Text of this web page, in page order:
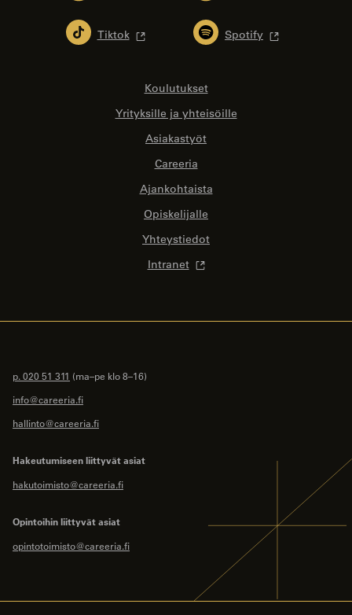
Tiktok Spotify
Koulutukset
Yrityksille ja yhteisöille
Asiakastyöt
Careeria
Ajankohtaista
Opiskelijalle
Yhteystiedot
Intranet
p. 020 51 311 (ma–pe klo 8–16)
info@careeria.fi
hallinto@careeria.fi
Hakeutumiseen liittyvät asiat
hakutoimisto@careeria.fi
Opintoihin liittyvät asiat
opintotoimisto@careeria.fi